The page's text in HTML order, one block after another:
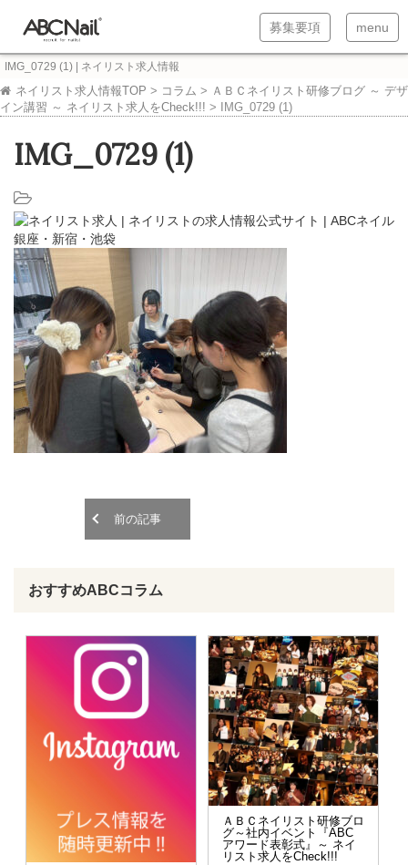
T
o
g
a
v
g
t
i
o
n
募集要項
T
o
a
menu
IMG_0729 (1) | ネイリスト求人情報
ネイリスト求人情報TOP > コラム > ＡＢＣネイリスト研修ブログ ～ デザ
イン講習 ～ ネイリスト求人をCheck!!! > IMG_0729 (1)
IMG_0729 (1)
前の記事
おすすめABCコラム
ＡＢＣネイリスト研修ブロ
グ～社内イベント『ABC
アワード表彰式』～ ネイ
リスト求人をCheck!!!